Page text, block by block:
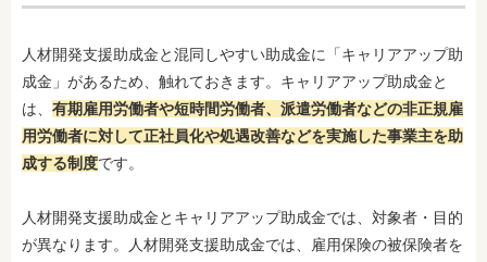
人材開発支援助成金と混同しやすい助成金に「キャリアアップ助
成金」があるため、触れておきます。キャリアアップ助成金と
は、 有期雇用労働者や短時間労働者、派遣労働者などの非正規雇
用労働者に対して正社員化や処遇改善などを実施した事業主を助
成する制度です。
人材開発支援助成金とキャリアアップ助成金では、対象者・目的
が異なります。人材開発支援助成金では、雇用保険の被保険者を